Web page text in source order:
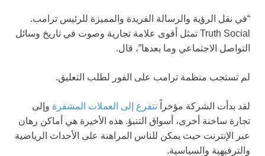
“في نقل الرؤية والرسالة الفريدة والمميزة للرئيس ترامب.
Truth Social تمثل أقوى علامة تجارية وصوت في تاريخ وسائل
التواصل الاجتماعي وما بعدها”، قال.
لم تستجب منظمة ترامب على الفور لطلب التعليق.
لقد بدأت الشركة مؤخراً تتفرع إلى العملات المشفرة وإلى
تجارة ساخنة أخرى، أسواق التنبؤ. هذه الأخيرة هي أماكن رهان
عبر الإنترنت حيث يمكن للناس المراهنة على الأحداث الرياضية
والترفيهية والسياسية.